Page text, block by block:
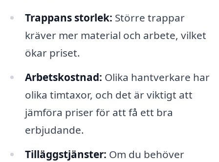
Trappans storlek: Större trappar
kräver mer material och arbete, vilket
ökar priset.
Arbetskostnad: Olika hantverkare har
olika timtaxor, och det är viktigt att
jämföra priser för att få ett bra
erbjudande.
Tilläggstjänster: Om du behöver